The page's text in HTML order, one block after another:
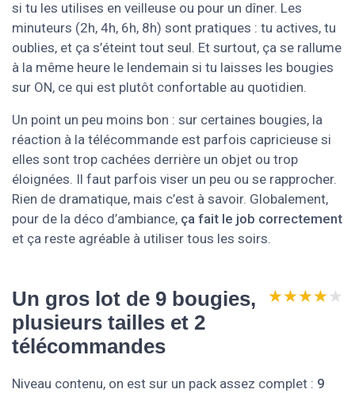
si tu les utilises en veilleuse ou pour un dîner. Les
minuteurs (2h, 4h, 6h, 8h) sont pratiques : tu actives, tu
oublies, et ça s’éteint tout seul. Et surtout, ça se rallume
à la même heure le lendemain si tu laisses les bougies
sur ON, ce qui est plutôt confortable au quotidien.
Un point un peu moins bon : sur certaines bougies, la
réaction à la télécommande est parfois capricieuse si
elles sont trop cachées derrière un objet ou trop
éloignées. Il faut parfois viser un peu ou se rapprocher.
Rien de dramatique, mais c’est à savoir. Globalement,
pour de la déco d’ambiance, ça fait le job correctement
et ça reste agréable à utiliser tous les soirs.
Un gros lot de 9 bougies,
plusieurs tailles et 2
télécommandes
★★★★★
★★★★★
Niveau contenu, on est sur un pack assez complet : 9